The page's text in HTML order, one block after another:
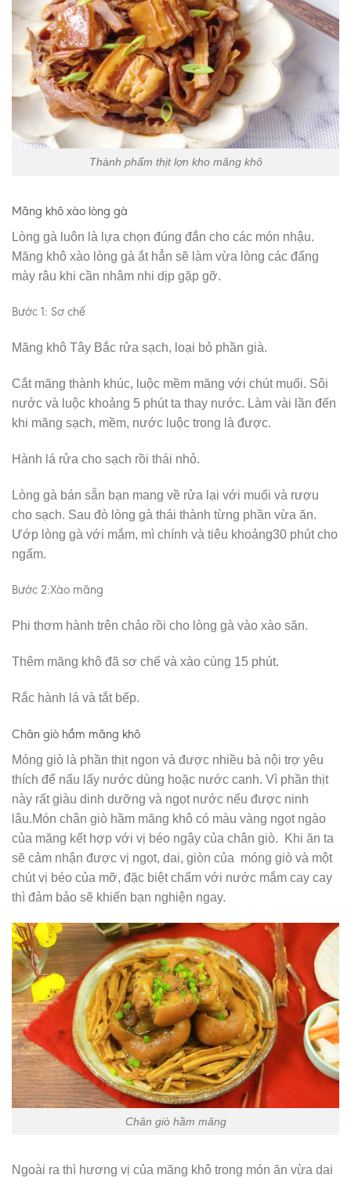
Thành phẩm thịt lợn kho măng khô
Măng khô xào lòng gà
Lòng gà luôn là lựa chọn đúng đắn cho các món nhậu.
Măng khô xào lòng gà ắt hẳn sẽ làm vừa lòng các đấng
mày râu khi cần nhâm nhi dịp gặp gỡ.
Bước 1: Sơ chế
Măng khô Tây Bắc rửa sạch, loại bỏ phần già.
Cắt măng thành khúc, luộc mềm măng với chút muối. Sôi
nước và luộc khoảng 5 phút ta thay nước. Làm vài lần đến
khi măng sạch, mềm, nước luộc trong là được.
Hành lá rửa cho sạch rồi thái nhỏ.
Lòng gà bán sẵn bạn mang về rửa lại với muối và rượu
cho sạch. Sau đò lòng gà thái thành từng phần vừa ăn.
Ướp lòng gà với mắm, mì chính và tiêu khoảng30 phút cho
ngấm.
Bước 2:Xào măng
Phi thơm hành trên chảo rồi cho lòng gà vào xào săn.
Thêm măng khô đã sơ chế và xào cùng 15 phút.
Rắc hành lá và tắt bếp.
Chân giò hầm măng khô
Móng giò là phần thịt ngon và được nhiều bà nội trợ yêu
thích để nấu lấy nước dùng hoặc nước canh. Vì phần thịt
này rất giàu dinh dưỡng và ngọt nước nếu được ninh
lâu.Món chân giò hầm măng khô có màu vàng ngọt ngào
của măng kết hợp với vị béo ngậy của chân giò. Khi ăn ta
sẽ cảm nhận được vị ngọt, dai, giòn của móng giò và một
chút vị béo của mỡ, đặc biệt chấm với nước mắm cay cay
thì đảm bảo sẽ khiến bạn nghiện ngay.
Chân giò hầm măng
Ngoài ra thì hương vị của măng khô trong món ăn vừa dai